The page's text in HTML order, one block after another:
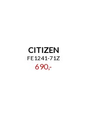
CITIZEN
FE1241-71Z
690,-